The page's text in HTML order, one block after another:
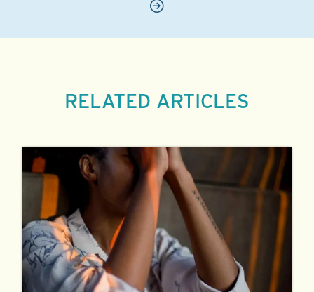
RELATED ARTICLES